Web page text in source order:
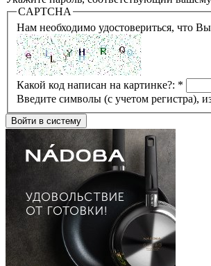
CAPTCHA
Нам необходимо удостовериться, что
Какой код написан на картинке?: *
Введите символы (с учетом регистра),